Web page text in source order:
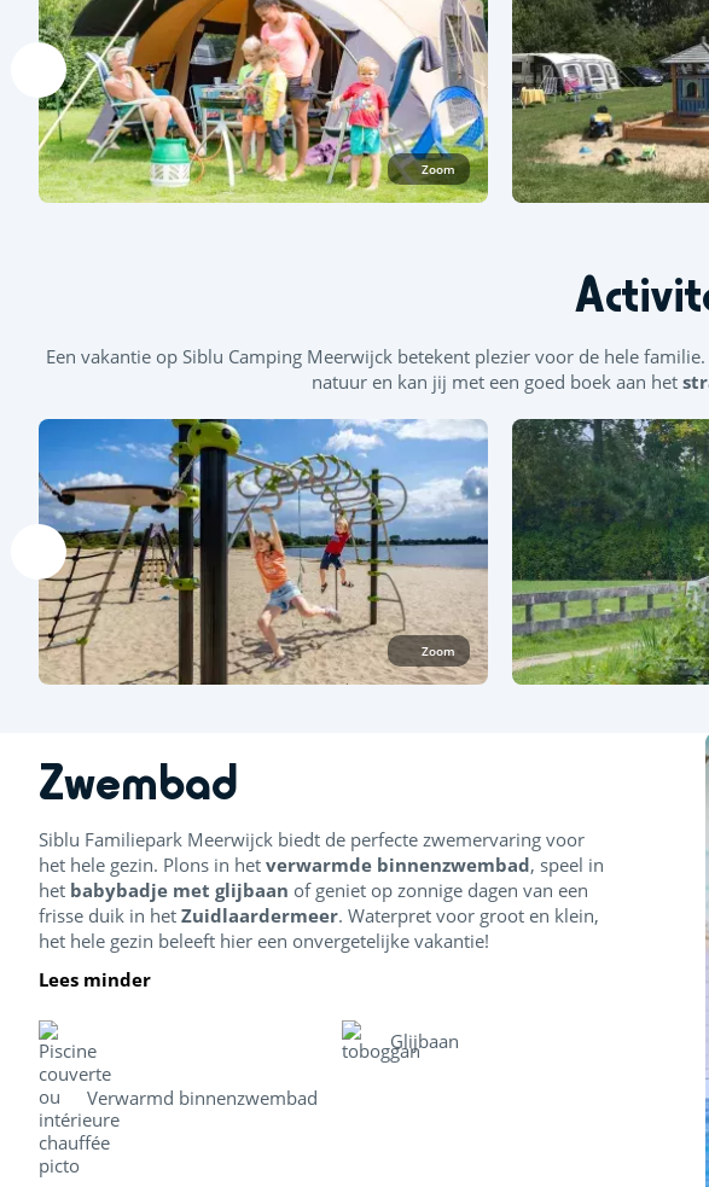
Zoom
Een vakantie op Siblu Camping Meerwijck betekent plezier voor de hele
natuur en kan jij met een goed boek aan het
Zoom
Zwembad
Siblu Familiepark Meerwijck biedt de perfecte zwemervaring voor
het hele gezin. Plons in het verwarmde binnenzwembad, speel in
het babybadje met glijbaan of geniet op zonnige dagen van een
frisse duik in het Zuidlaardermeer. Waterpret voor groot en klein,
het hele gezin beleeft hier een onvergetelijke vakantie!
Lees minder
Verwarmd binnenzwembad
Glijbaan